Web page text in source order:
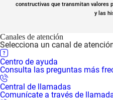
constructivas que transmitan valores
y las
Canales de atención
Selecciona un canal de
Centro de ayuda
Consulta las preguntas más
Central de llamadas
Comunícate a través de